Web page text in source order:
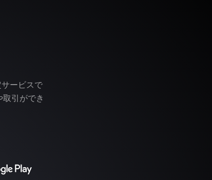
ービスで
引ができ